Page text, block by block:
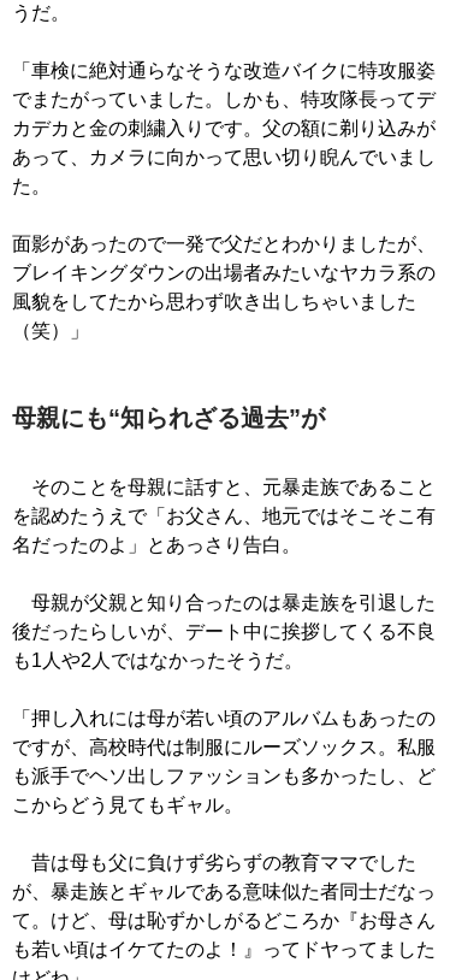
うだ。
「車検に絶対通らなそうな改造バイクに特攻服姿
でまたがっていました。しかも、特攻隊長ってデ
カデカと金の刺繍入りです。父の額に剃り込みが
あって、カメラに向かって思い切り睨んでいまし
た。
面影があったので一発で父だとわかりましたが、
ブレイキングダウンの出場者みたいなヤカラ系の
風貌をしてたから思わず吹き出しちゃいました
（笑）」
母親にも“知られざる過去”が
そのことを母親に話すと、元暴走族であること
を認めたうえで「お父さん、地元ではそこそこ有
名だったのよ」とあっさり告白。
母親が父親と知り合ったのは暴走族を引退した
後だったらしいが、デート中に挨拶してくる不良
も1人や2人ではなかったそうだ。
「押し入れには母が若い頃のアルバムもあったの
ですが、高校時代は制服にルーズソックス。私服
も派手でヘソ出しファッションも多かったし、ど
こからどう見てもギャル。
昔は母も父に負けず劣らずの教育ママでした
が、暴走族とギャルである意味似た者同士だなっ
て。けど、母は恥ずかしがるどころか『お母さん
も若い頃はイケてたのよ！』ってドヤってました